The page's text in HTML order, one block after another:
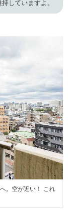
していますよ。
。空が近い！ これ